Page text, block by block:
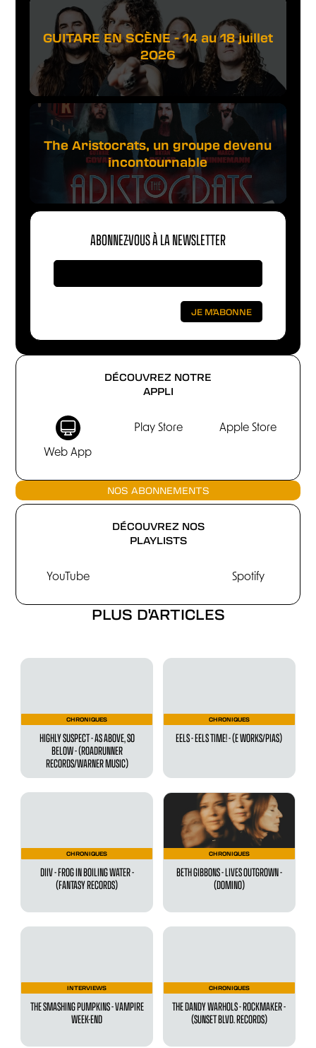
DÉCOUVREZ NOTRE
APPLI
Web App
Play Store Apple Store
NOS ABONNEMENTS
DÉCOUVREZ NOS
PLAYLISTS
YouTube Spotify
GUITARE EN SCÈNE - 14 au 18 juillet
2026
The Aristocrats, un groupe devenu
incontournable
ABONNEZ-VOUS À LA NEWSLETTER
PLUS D'ARTICLES
CHRONIQUES
HIGHLY SUSPECT - AS ABOVE, SO
BELOW - (ROADRUNNER
RECORDS/WARNER MUSIC)
CHRONIQUES
EELS - EELS TIME! - (E WORKS/PIAS)
CHRONIQUES
DIIV - FROG IN BOILING WATER -
(FANTASY RECORDS)
CHRONIQUES
BETH GIBBONS - LIVES OUTGROWN -
(DOMINO)
INTERVIEWS
THE SMASHING PUMPKINS - VAMPIRE
WEEK-END
CHRONIQUES
THE DANDY WARHOLS - ROCKMAKER -
(SUNSET BLVD. RECORDS)